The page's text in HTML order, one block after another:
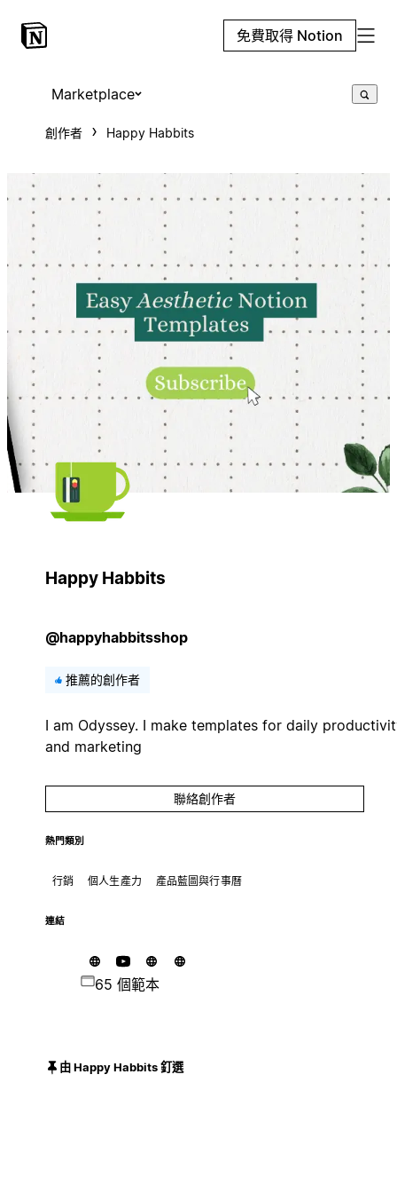
免費取得 Notion
Marketplace
創作者 Happy Habbits
Happy Habbits
@happyhabbitsshop
推薦的創作者
I am Odyssey. I make templates for daily
and marketing
聯絡創作者
熱門類別
行銷 個人生產力 產品藍圖與行事曆
連結
65 個範本
由 Happy Habbits 釘選